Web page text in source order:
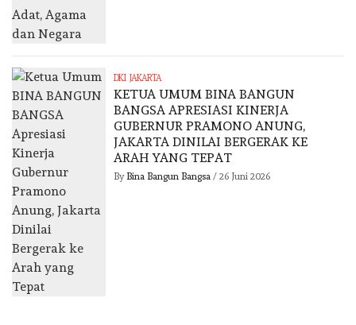
DKI JAKARTA
KETUA UMUM BINA BANGUN
BANGSA APRESIASI KINERJA
GUBERNUR PRAMONO ANUNG,
JAKARTA DINILAI BERGERAK KE
ARAH YANG TEPAT
By Bina Bangun Bangsa / 26 Juni 2026